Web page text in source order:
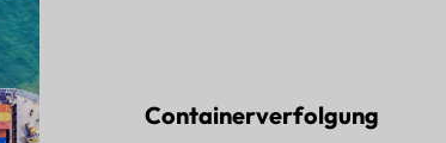
Containerverfolgung